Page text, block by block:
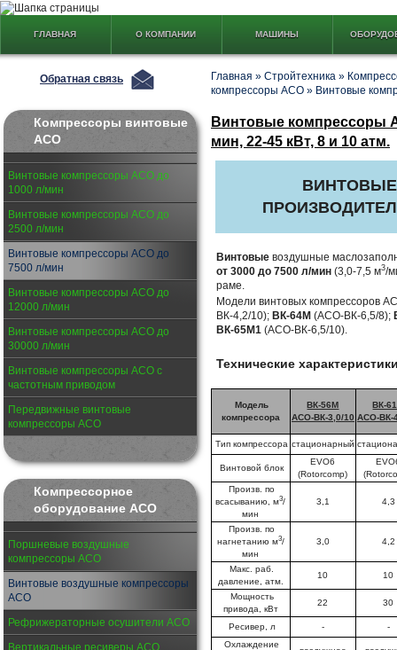
ГЛАВНАЯ О КОМПАНИИ МАШИНЫ
Обратная связь
Компрессоры винтовые
АСО
Винтовые компрессоры АСО до
1000 л/мин
Винтовые компрессоры АСО до
2500 л/мин
Винтовые компрессоры АСО до
7500 л/мин
Винтовые компрессоры АСО до
12000 л/мин
Винтовые компрессоры АСО до
30000 л/мин
Винтовые компрессоры АСО с
частотным приводом
Передвижные винтовые
компрессоры АСО
Компрессорное
оборудование АСО
Поршневые воздушные
компрессоры АСО
Винтовые воздушные компрессоры
АСО
Рефрижераторные осушители АСО
Вертикальные ресиверы АСО
Главная » Стройтехника »
компрессоры АСО » Винтовые
Винтовые компрессоры
мин, 22-45 кВт, 8 и 10 атм.
Винтовые воздушные
от 3000 до 7500 л/мин (3,0-7,5 м3/
раме.
Модели винтовых компрессоров
ВК-4,2/10); ВК-64М (АСО-ВК-6,5/8);
ВК-65М1 (АСО-ВК-6,5/10).
Технические
Модель
компрессора
ВК-56М
АСО-ВК-3,0/10
ВК-
АСО-ВК-
Тип компрессора стационарный
Винтовой блок
EVO6
(Rotorcomp)
Произв. по
всасыванию, м3/
мин
3,1 4,3
Произв. по
нагнетанию м3/
мин
3,0 4,2
Макс. раб.
давление, атм.
10 10
Мощность
привода, кВт
22 30
Ресивер, л -
-
Охлаждение